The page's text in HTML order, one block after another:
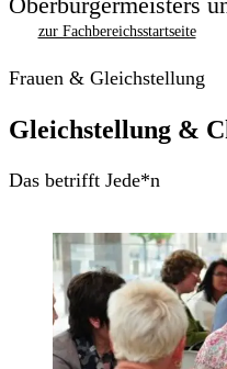
zur Fachbereichsstartseite
Frauen & Gleichstellung
Gleichstellung &
Das betrifft Jede*n